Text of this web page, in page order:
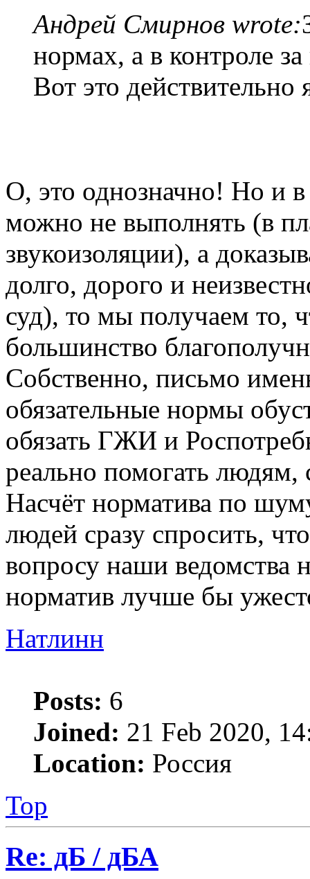
Андрей Смирнов wrote:
нормах, а в контроле
Вот это действительно
О, это однозначно! Но и
можно не выполнять (в
звукоизоляции), а
долго, дорого и
суд), то мы получаем то,
большинство
Собственно, письмо
обязательные нормы
обязать ГЖИ и
реально помогать
Насчёт норматива по
людей сразу спросить,
вопросу наши ведомства
норматив лучше бы
Натлинн
Posts: 6
Joined: 21 Feb 2020,
Location: Россия
Top
Re: дБ / дБА